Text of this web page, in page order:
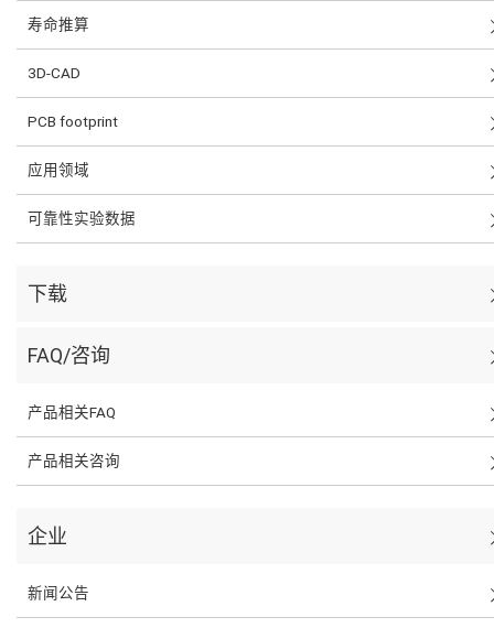
寿命推算
3D-CAD
PCB footprint
应用领域
可靠性实验数据
下载
FAQ/咨询
产品相关FAQ
产品相关咨询
企业
新闻公告